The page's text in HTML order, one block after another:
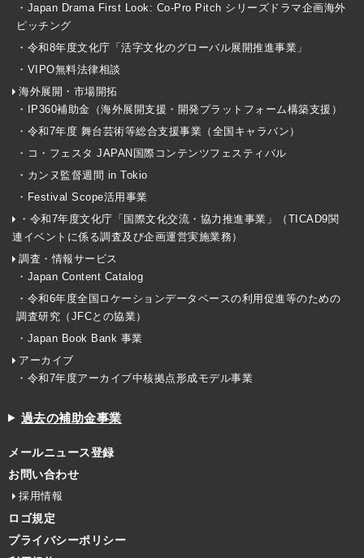
・Japan Drama First Look: Co-Pro Pitch シリーズドラマ企画海外
ピッチング
・令和8年度文化庁「活字文化のグローバル展開推進事業」
・VIPO無料法律相談
海外展開・市場開拓
・IP360補助金（海外展開支援・開発プラットフォーム構築支援）
・令和7年度 舞台芸術等総合支援事業（全国キャラバン）
・コ・フェスタ JAPAN国際コンテンツフェスティバル
・カンヌ監督週間 in Tokio
・Festival Scope活用事業
・令和7年度文化庁「国際文化交流・協力推進事業」（TICAD9関
連イベントに係る調査及び企画運営実施業務）
調査・情報サービス
・Japan Content Catalog
・令和6年度全国ロケーションデータベースの利用促進等のための
調査研究（JFCとの協業）
・Japan Book Bank 事業
アーカイブ
・令和7年度アーカイブ中核拠点形成モデル事業
過去の補助金事業
メールニュース登録
お問い合わせ
採用情報
ロゴ規定
プライバシーポリシー